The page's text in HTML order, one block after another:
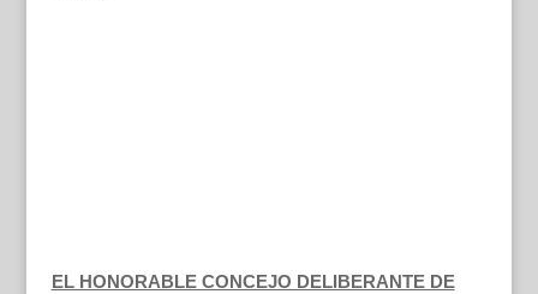
EL HONORABLE CONCEJO DELIBERANTE DE